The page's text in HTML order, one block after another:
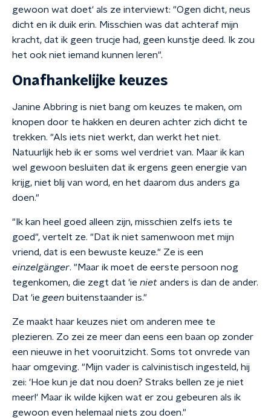
gewoon wat doet' als ze interviewt: "Ogen dicht, neus
dicht en ik duik erin. Misschien was dat achteraf mijn
kracht, dat ik geen trucje had, geen kunstje deed. Ik zou
het ook niet iemand kunnen leren".
Onafhankelijke keuzes
Janine Abbring is niet bang om keuzes te maken, om
knopen door te hakken en deuren achter zich dicht te
trekken. "Als iets niet werkt, dan werkt het niet.
Natuurlijk heb ik er soms wel verdriet van. Maar ik kan
wel gewoon besluiten dat ik ergens geen energie van
krijg, niet blij van word, en het daarom dus anders ga
doen."
"Ik kan heel goed alleen zijn, misschien zelfs iets te
goed", vertelt ze. "Dat ik niet samenwoon met mijn
vriend, dat is een bewuste keuze." Ze is een
einzelgänger. "Maar ik moet de eerste persoon nog
tegenkomen, die zegt dat 'ie niet anders is dan de ander.
Dat 'ie geen buitenstaander is."
Ze maakt haar keuzes niet om anderen mee te
plezieren. Zo zei ze meer dan eens een baan op zonder
een nieuwe in het vooruitzicht. Soms tot onvrede van
haar omgeving. "Mijn vader is calvinistisch ingesteld, hij
zei: 'Hoe kun je dat nou doen? Straks bellen ze je niet
meer!' Maar ik wilde kijken wat er zou gebeuren als ik
gewoon even helemaal niets zou doen."